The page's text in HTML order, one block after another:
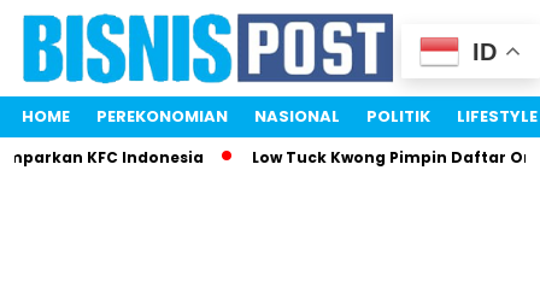
HOME PEREKONOMIAN NASIONAL POLITIK LIFESTYLE
KFC Indonesia Low Tuck Kwong Pimpin Daftar
ID